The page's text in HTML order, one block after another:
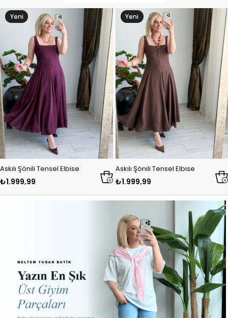
Askılı Şönili Tensel Elbise
₺1.999,99
Yeni
Askılı Şönili Tensel Elbise
₺1.999,99
Yeni